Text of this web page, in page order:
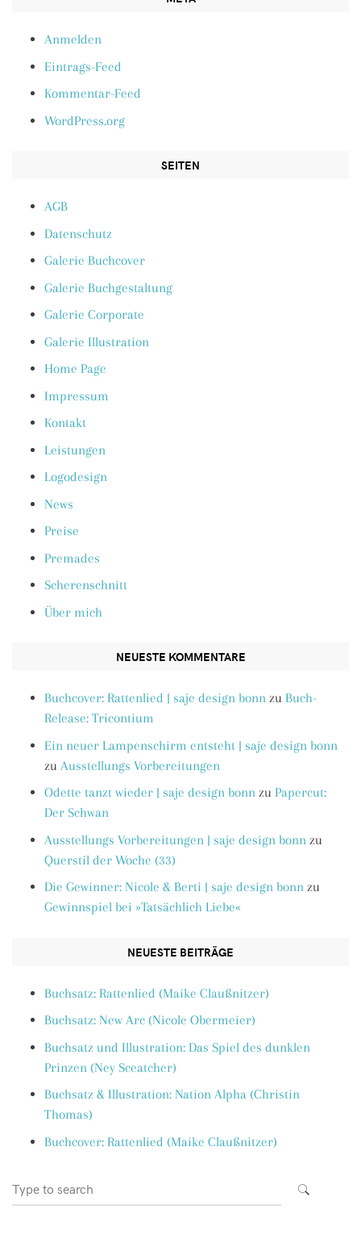
Anmelden
Eintrags-Feed
Kommentar-Feed
WordPress.org
SEITEN
AGB
Datenschutz
Galerie Buchcover
Galerie Buchgestaltung
Galerie Corporate
Galerie Illustration
Home Page
Impressum
Kontakt
Leistungen
Logodesign
News
Preise
Premades
Scherenschnitt
Über mich
NEUESTE KOMMENTARE
Buchcover: Rattenlied | saje design bonn zu Buch-
Release: Tricontium
Ein neuer Lampenschirm entsteht | saje design bonn
zu Ausstellungs Vorbereitungen
Odette tanzt wieder | saje design bonn zu Papercut:
Der Schwan
Ausstellungs Vorbereitungen | saje design bonn zu
Querstil der Woche (33)
Die Gewinner: Nicole & Berti | saje design bonn zu
Gewinnspiel bei »Tatsächlich Liebe«
NEUESTE BEITRÄGE
Buchsatz: Rattenlied (Maike Claußnitzer)
Buchsatz: New Arc (Nicole Obermeier)
Buchsatz und Illustration: Das Spiel des dunklen
Prinzen (Ney Sceatcher)
Buchsatz & Illustration: Nation Alpha (Christin
Thomas)
Buchcover: Rattenlied (Maike Claußnitzer)
Search
for:
SEARCH